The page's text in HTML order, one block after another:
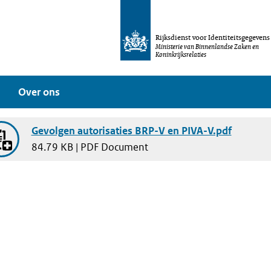
Rijksdienst voor Identiteitsgegevens
Ministerie van Binnenlandse Zaken en
Koninkrijksrelaties
Over ons
Gevolgen autorisaties BRP-V en PIVA-V.pdf
84.79 KB | PDF Document